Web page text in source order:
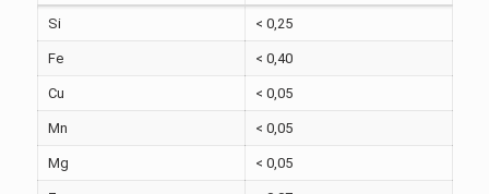
Si < 0,25
Fe < 0,40
Cu < 0,05
Mn < 0,05
Mg < 0,05